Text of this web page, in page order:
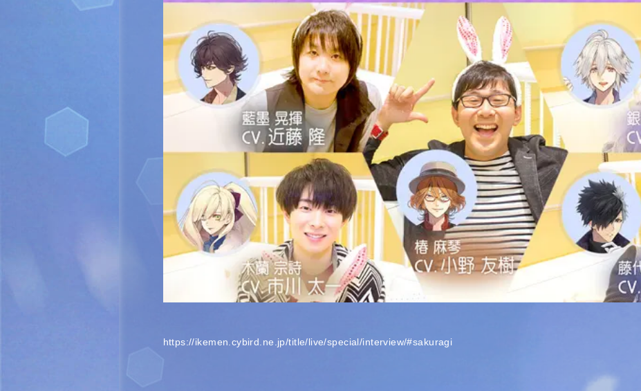
https://ikemen.cybird.ne.jp/title/live/special/interview/#sakuragi